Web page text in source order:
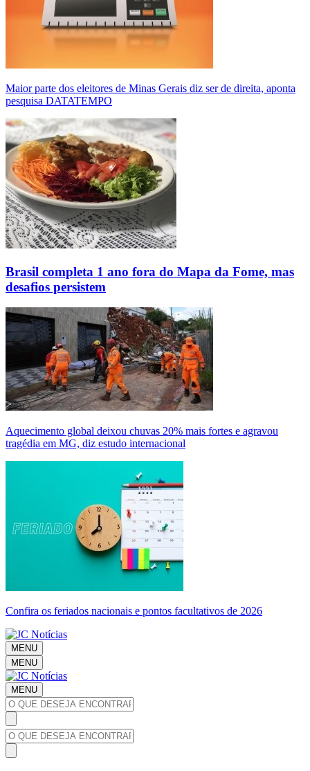
Maior parte dos eleitores de Minas Gerais diz ser de direita, aponta
pesquisa DATATEMPO
Brasil completa 1 ano fora do Mapa da Fome, mas
desafios persistem
Aquecimento global deixou chuvas 20% mais fortes e agravou
tragédia em MG, diz estudo internacional
Confira os feriados nacionais e pontos facultativos de 2026
MENU
MENU
MENU